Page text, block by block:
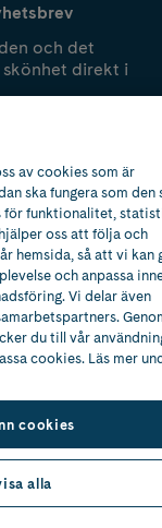
och det
skönhet direkt i
av cookies som är
ska fungera som den
för funktionalitet,
oss att följa och
hemsida, så att vi kan
och anpassa
Vi delar även
du till vår
cookies. Läs mer
cookies
alla